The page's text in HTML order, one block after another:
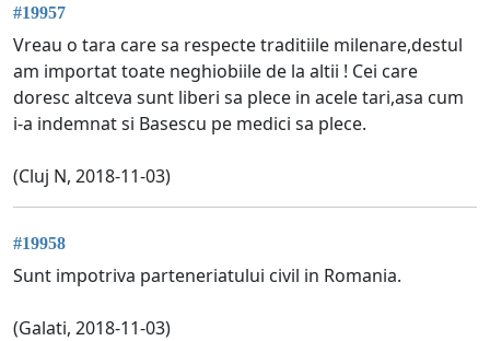
#19957
Vreau o tara care sa respecte traditiile milenare,destul
am importat toate neghiobiile de la altii ! Cei care
doresc altceva sunt liberi sa plece in acele tari,asa cum
i-a indemnat si Basescu pe medici sa plece.
(Cluj N, 2018-11-03)
#19958
Sunt impotriva parteneriatului civil in Romania.
(Galati, 2018-11-03)